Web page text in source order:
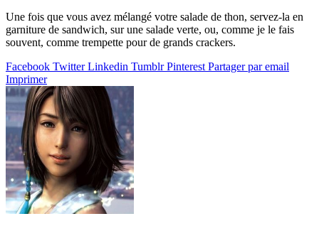
Une fois que vous avez mélangé votre salade de thon, servez-la en
garniture de sandwich, sur une salade verte, ou, comme je le fais
souvent, comme trempette pour de grands crackers.
Facebook Twitter Linkedin Tumblr Pinterest Partager par email
Imprimer